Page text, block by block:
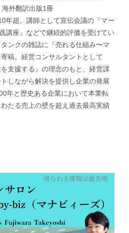
外翻訳出版1冊
年超。講師として宣伝会議の『マー
講座』などで継続的評価を受けてい
ンクの雑誌に『売れる仕組み〜マ
稿。経営コンサルタントとして
を支援する』の理念のもと、経営課
しながら解決を提供し企業の発展
年と歴史ある企業において本業転
たる売上の壁を超え過去最高実績